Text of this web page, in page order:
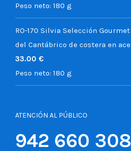
Peso neto: 180 g
RO-170 Silvia Selección
del Cantábrico de costera en
33.00 €
Peso neto: 180 g
ATENCIÓN AL PÚBLICO
942 660 308